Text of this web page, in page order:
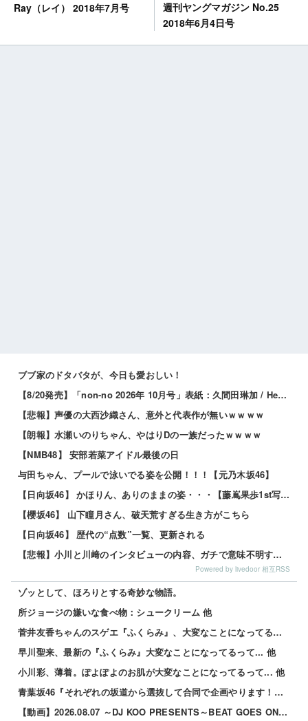
Ray（レイ） 2018年7月号
週刊ヤングマガジン No.25
2018年6月4日号
ブブ家のドタバタが、今日も愛おしい！
【8/20発売】「non-no 2026年 10月号」表紙：久間田琳加 / Hearts2Hearts
【悲報】声優の大西沙織さん、意外と代表作が無いｗｗｗｗ
【朗報】水瀬いのりちゃん、やはりDの一族だったｗｗｗｗ
【NMB48】 安部若菜アイドル最後の日
与田ちゃん、プールで泳いでる姿を公開！！！【元乃木坂46】
【日向坂46】 かほりん、ありのままの姿・・・【藤嶌果歩1st写真集】
【櫻坂46】 山下瞳月さん、破天荒すぎる生き方がこちら
【日向坂46】 歴代の“点数”一覧、更新される
【悲報】小川と川﨑のインタビューの内容、ガチで意味不明すぎる
Powered by livedoor 相互RSS
ゾッとして、ほろりとする奇妙な物語。
所ジョージの嫌いな食べ物：シュークリーム 他
菅井友香ちゃんのスゲエ『ふくらみ』、大変なことになってるって... 他
早川聖来、最新の『ふくらみ』大変なことになってるって... 他
小川彩、薄着。ぽよぽよのお肌が大変なことになってるって... 他
青葉坂46『それぞれの坂道から選抜して合同で企画やります！』←これが最悪だよな 他
【動画】2026.08.07 ～DJ KOO PRESENTS～BEAT GOES ON 【鈴木佑捺 (乃木坂46)】